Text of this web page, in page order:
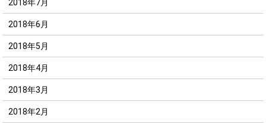
2018年7月
2018年6月
2018年5月
2018年4月
2018年3月
2018年2月